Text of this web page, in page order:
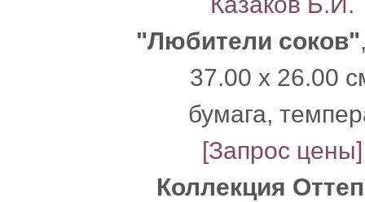
"Любители соков"
37.00 x 26.00
бумага,
[Запрос цены]
Коллекция